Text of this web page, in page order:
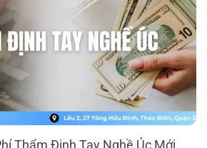
Thẩm Định Tay Nghề Úc Mới